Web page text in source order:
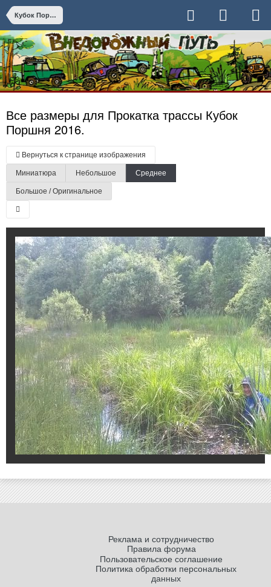
Кубок Поршня продолжается! Клуб "Егорыч4х4".
Все размеры для Прокатка трассы Кубок
Поршня 2016.
Вернуться к странице изображения
Миниатюра Небольшое Среднее
Большое / Оригинальное
Реклама и сотрудничество
Правила форума
Пользовательское соглашение
Политика обработки персональных
данных